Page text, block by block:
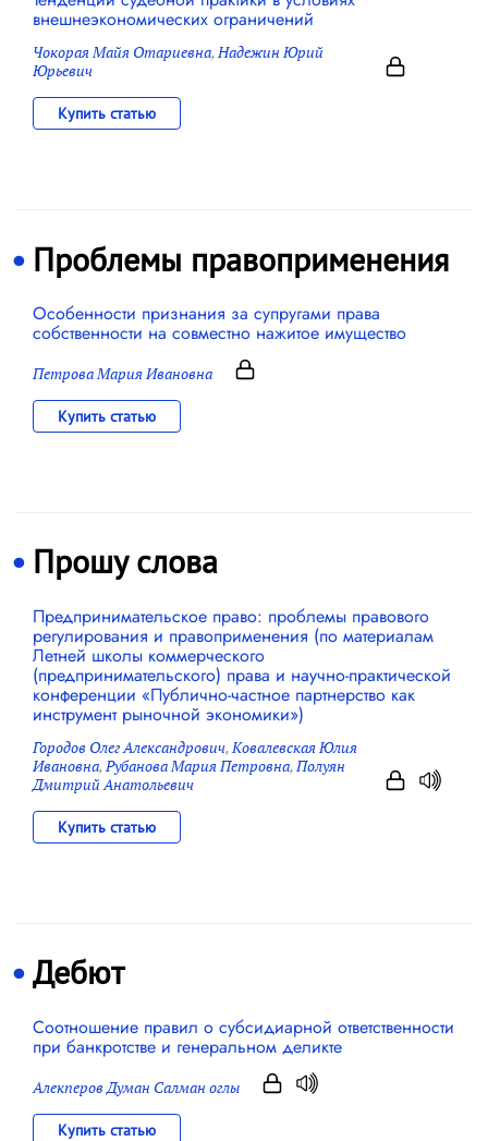
внешнеэкономических ограничений
Чокорая Майя Отариевна,Надежин Юрий
Юрьевич
Купить статью
Проблемы правоприменения
Особенности признания за супругами права
собственности на совместно нажитое имущество
Петрова Мария Ивановна
Купить статью
Прошу слова
Предпринимательское право: проблемы правового
регулирования и правоприменения (по материалам
Летней школы коммерческого
(предпринимательского) права и научно-практической
конференции «Публично-частное партнерство как
инструмент рыночной экономики»)
Городов Олег Александрович,Ковалевская Юлия
Ивановна,Рубанова Мария Петровна,Полуян
Дмитрий Анатольевич
Купить статью
Дебют
Соотношение правил о субсидиарной ответственности
при банкротстве и генеральном деликте
Алекперов Думан Салман оглы
Купить статью